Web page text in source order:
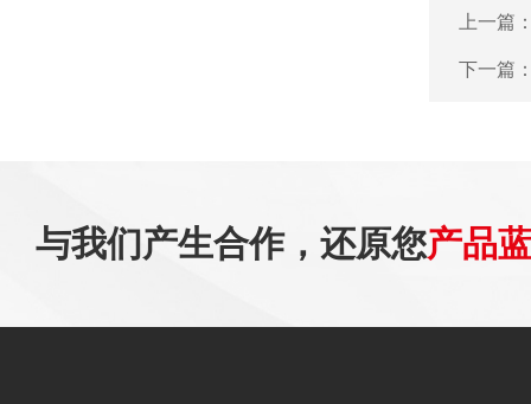
上一篇
下一篇
与我们产生合作，还原您产品